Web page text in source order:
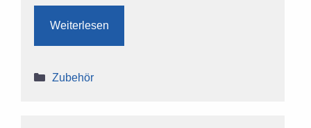
Weiterlesen
Kategorien
Zubehör